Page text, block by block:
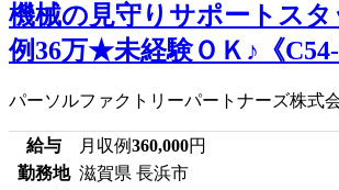
機械の見守りサポートス
例36万★未経験ＯＫ♪《C54-
パーソルファクトリーパートナーズ株式
給与 月収例360,000円
勤務地 滋賀県 長浜市